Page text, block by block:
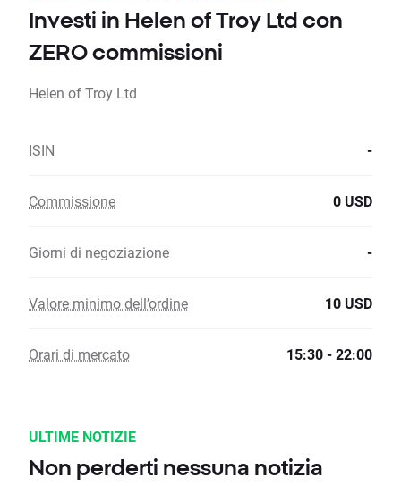
Investi in Helen of Troy Ltd con
ZERO commissioni
Helen of Troy Ltd
ISIN -
Commissione 0 USD
Giorni di negoziazione -
Valore minimo dell’ordine 10 USD
Orari di mercato 15:30 - 22:00
ULTIME NOTIZIE
Non perderti nessuna notizia